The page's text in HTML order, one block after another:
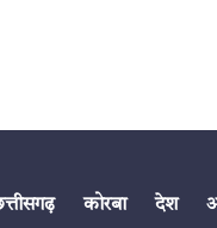
कोरबा देश